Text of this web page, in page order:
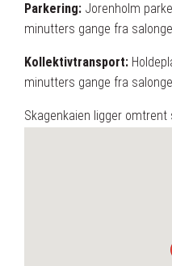
Parkering: Jorenholm
minutters gange fra
Kollektivtransport:
minutters gange fra
Skagenkaien ligger